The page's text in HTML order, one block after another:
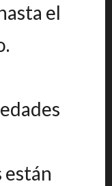
el
están